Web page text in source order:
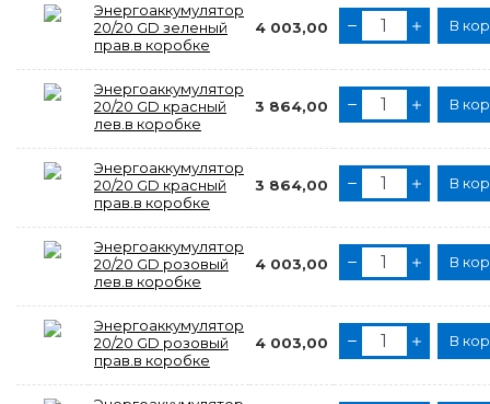
Энергоаккумулятор
20/20 GD зеленый
прав.в коробке
4 003,00 В
Энергоаккумулятор
20/20 GD красный
лев.в коробке
3 864,00 В
Энергоаккумулятор
20/20 GD красный
прав.в коробке
3 864,00 В
Энергоаккумулятор
20/20 GD розовый
лев.в коробке
4 003,00 В
Энергоаккумулятор
20/20 GD розовый
прав.в коробке
4 003,00 В